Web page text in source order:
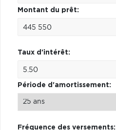
Montant du prêt:
Taux d'intérêt:
Période d'amortissement:
Fréquence des versements: